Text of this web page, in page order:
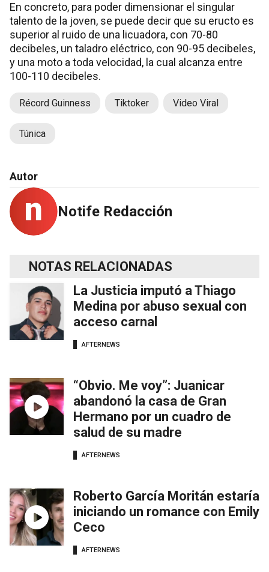
En concreto, para poder dimensionar el singular
talento de la joven, se puede decir que su eructo es
superior al ruido de una licuadora, con 70-80
decibeles, un taladro eléctrico, con 90-95 decibeles,
y una moto a toda velocidad, la cual alcanza entre
100-110 decibeles.
Récord Guinness Tiktoker Video Viral
Túnica
Autor
Notife Redacción
NOTAS RELACIONADAS
La Justicia imputó a Thiago
Medina por abuso sexual con
acceso carnal
AFTERNEWS
“Obvio. Me voy”: Juanicar
abandonó la casa de Gran
Hermano por un cuadro de
salud de su madre
AFTERNEWS
Roberto García Moritán estaría
iniciando un romance con Emily
Ceco
AFTERNEWS